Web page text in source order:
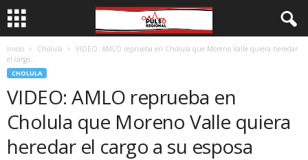
Inicio Cholula
VIDEO: AMLO reprueba en Cholula que Moreno Valle quiera heredar
el cargo...
CHOLULA
VIDEO: AMLO reprueba en
Cholula que Moreno Valle quiera
heredar el cargo a su esposa